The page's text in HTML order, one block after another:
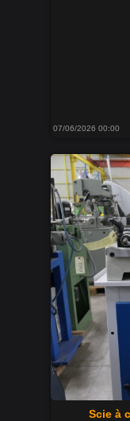
07/06/2026 00:00
Scie à